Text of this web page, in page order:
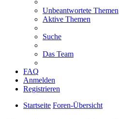
Unbeantwortete Themen
Aktive Themen
Suche
Das Team
FAQ
Anmelden
Registrieren
Startseite Foren-Übersicht